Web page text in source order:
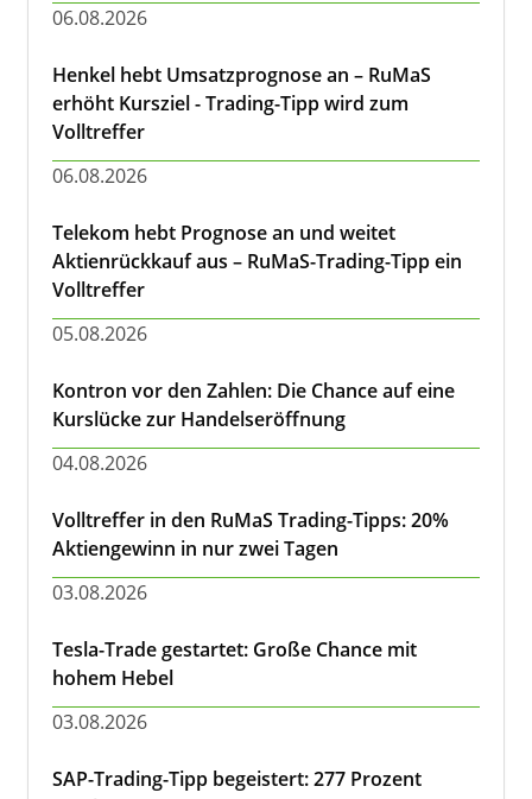
06.08.2026
Henkel hebt Umsatzprognose an – RuMaS
erhöht Kursziel - Trading-Tipp wird zum
Volltreffer
06.08.2026
Telekom hebt Prognose an und weitet
Aktienrückkauf aus – RuMaS-Trading-Tipp ein
Volltreffer
05.08.2026
Kontron vor den Zahlen: Die Chance auf eine
Kurslücke zur Handelseröffnung
04.08.2026
Volltreffer in den RuMaS Trading-Tipps: 20%
Aktiengewinn in nur zwei Tagen
03.08.2026
Tesla-Trade gestartet: Große Chance mit
hohem Hebel
03.08.2026
SAP-Trading-Tipp begeistert: 277 Prozent